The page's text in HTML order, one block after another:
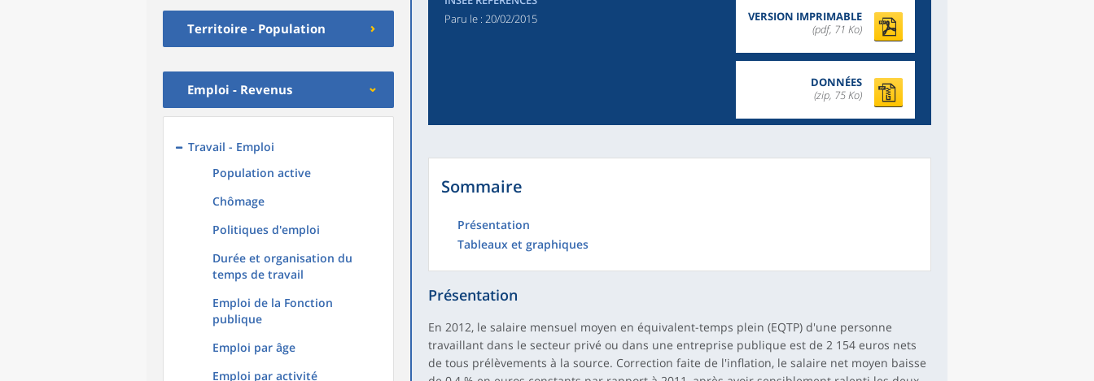
Territoire - Population
Emploi - Revenus
Travail - Emploi
Population active
Chômage
Politiques d'emploi
Durée et organisation du
temps de travail
Emploi de la Fonction
publique
Emploi par âge
Emploi par activité
Paru le : 20/02/2015
VERSION IMPRIMABLE
(pdf, 71 Ko)
DONNÉES
(zip, 75 Ko)
Sommaire
Présentation
Tableaux et graphiques
Présentation
En 2012, le salaire mensuel moyen en équivalent-temps plein (EQTP) d'une personne
travaillant dans le secteur privé ou dans une entreprise publique est de 2 154 euros nets
de tous prélèvements à la source. Correction faite de l'inflation, le salaire net moyen baisse